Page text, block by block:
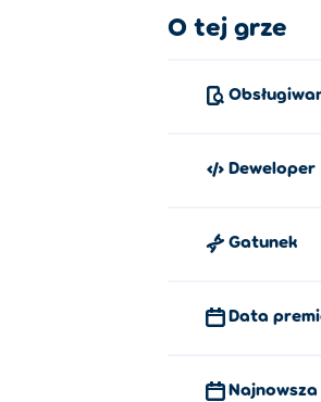
Kto stworzył
Możesz zagrać w
W Fashion Dress
O tej grze
Deweloper
Gatunek
Data